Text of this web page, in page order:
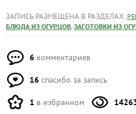
ЗАПИСЬ РАЗМЕЩЕНА В РАЗДЕЛАХ:
БЛЮДА ИЗ ОГУРЦОВ, ЗАГОТОВКИ ИЗ
6 комментариев
16 спасибо за запись
1 в избранном